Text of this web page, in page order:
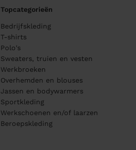
Topcategorieën
Bedrijfskleding
T-shirts
Polo's
Sweaters, truien en vesten
Werkbroeken
Overhemden en blouses
Jassen en bodywarmers
Sportkleding
Werkschoenen en/of laarzen
Beroepskleding